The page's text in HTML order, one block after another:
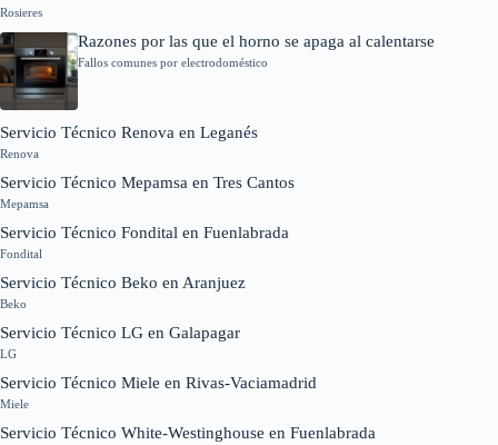
Rosieres
Razones por las que el horno se apaga al calentarse
Fallos comunes por electrodoméstico
Servicio Técnico Renova en Leganés
Renova
Servicio Técnico Mepamsa en Tres Cantos
Mepamsa
Servicio Técnico Fondital en Fuenlabrada
Fondital
Servicio Técnico Beko en Aranjuez
Beko
Servicio Técnico LG en Galapagar
LG
Servicio Técnico Miele en Rivas-Vaciamadrid
Miele
Servicio Técnico White-Westinghouse en Fuenlabrada